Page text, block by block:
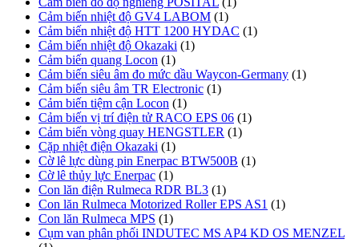
Cảm biến nhiệt độ GV4 LABOM (1)
Cảm biến nhiệt độ HTT 1200 HYDAC (1)
Cảm biến nhiệt độ Okazaki (1)
Cảm biến quang Locon (1)
Cảm biến siêu âm đo mức dầu Waycon-Germany (1)
Cảm biến siêu âm TR Electronic (1)
Cảm biến tiệm cận Locon (1)
Cảm biến vị trí điện tử RACO EPS 06 (1)
Cảm biến vòng quay HENGSTLER (1)
Cặp nhiệt điện Okazaki (1)
Cờ lê lực dùng pin Enerpac BTW500B (1)
Cờ lê thủy lực Enerpac (1)
Con lăn điện Rulmeca RDR BL3 (1)
Con lăn Rulmeca Motorized Roller EPS AS1 (1)
Con lăn Rulmeca MPS (1)
Cụm van phân phối INDUTEC MS AP4 KD OS MENZEL